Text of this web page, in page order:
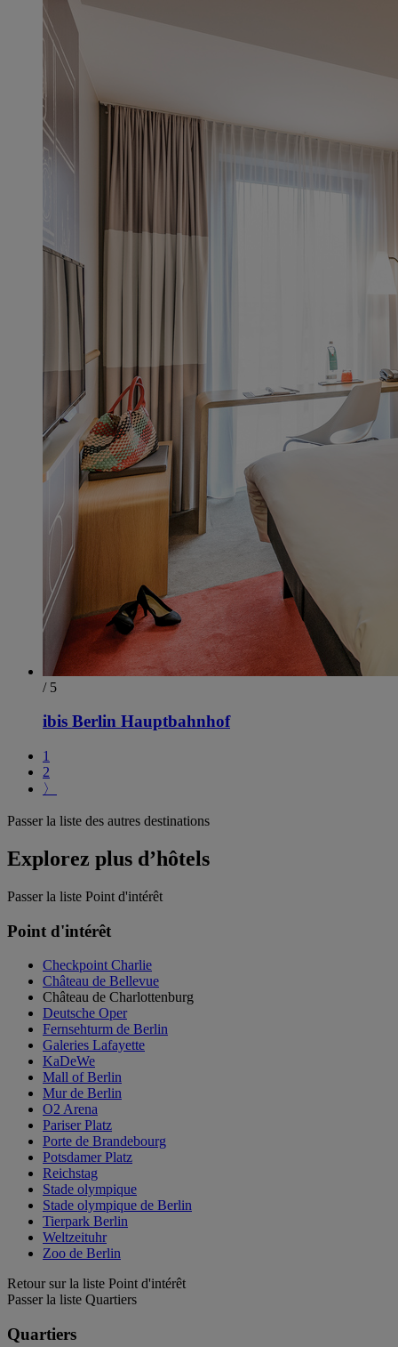
/ 5
ibis Berlin Hauptbahnhof
1
2
〉
Passer la liste des autres destinations
Explorez plus d’hôtels
Passer la liste Point d'intérêt
Point d'intérêt
Checkpoint Charlie
Château de Bellevue
Château de Charlottenburg
Deutsche Oper
Fernsehturm de Berlin
Galeries Lafayette
KaDeWe
Mall of Berlin
Mur de Berlin
O2 Arena
Pariser Platz
Porte de Brandebourg
Potsdamer Platz
Reichstag
Stade olympique
Stade olympique de Berlin
Tierpark Berlin
Weltzeituhr
Zoo de Berlin
Retour sur la liste Point d'intérêt
Passer la liste Quartiers
Quartiers